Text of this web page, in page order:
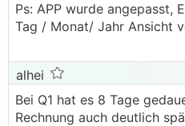
Ps: APP wurde angepasst,
Tag / Monat/ Jahr Ansicht
alhei
Bei Q1 hat es 8 Tage
Rechnung auch deutlich